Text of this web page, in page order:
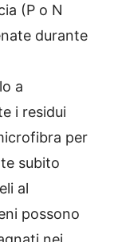
(P o N
durante
a
i residui
per
subito
al
possono